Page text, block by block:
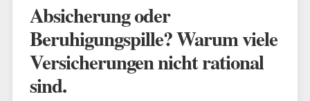
Absicherung oder
Beruhigungspille? Warum viele
Versicherungen nicht rational
sind.